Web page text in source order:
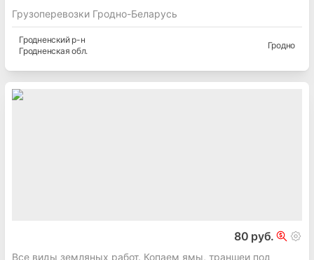
Грузоперевозки Гродно-Беларусь
Гродненскийр-н
Гродненская обл.
Гродно
80 руб.
Все виды земляных работ. Копаем ямы, траншеи под